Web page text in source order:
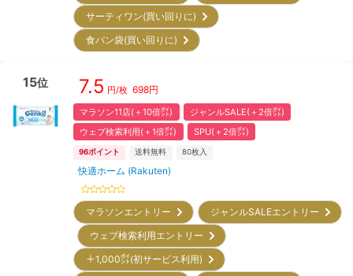
サーティワン(買い回りに)
食パン袋(買い回りに)
15位 7.5 円/枚 698円
マラソン11店(＋10倍㌽)
ジャンルSALE(＋2倍㌽)
ウェブ検索利用(＋1倍㌽)
SPU(＋2倍㌽)
96ポイント 送料無料 80枚入
快適ホーム (Rakuten)
マラソンエントリー
ジャンルSALEエントリー
ウェブ検索利用エントリー
＋1,000㌽(初サービス利用)